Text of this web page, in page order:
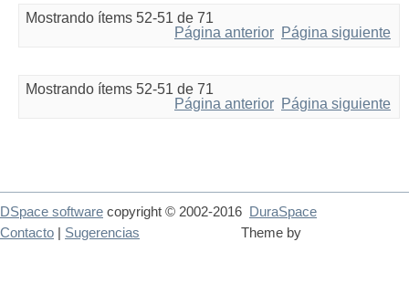
Mostrando ítems 52-51 de 71
Página anterior Página siguiente
Mostrando ítems 52-51 de 71
Página anterior Página siguiente
DSpace software copyright © 2002-2016
DuraSpace
Theme by
Contacto Sugerencias